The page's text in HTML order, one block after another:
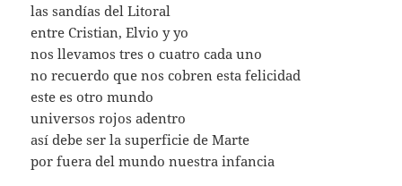
las sandías del Litoral
entre Cristian, Elvio y yo
nos llevamos tres o cuatro cada uno
no recuerdo que nos cobren esta felicidad
este es otro mundo
universos rojos adentro
así debe ser la superficie de Marte
por fuera del mundo nuestra infancia